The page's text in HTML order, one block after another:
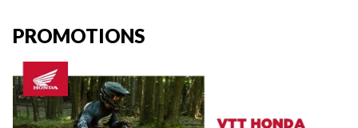
PROMOTIONS